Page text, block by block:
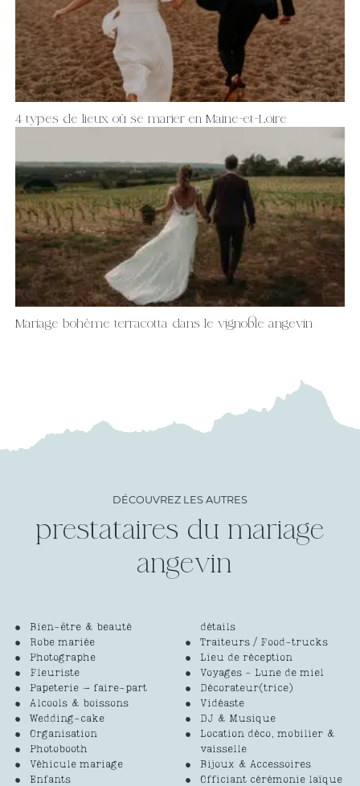
4 types de lieux où se marier en Maine-et-Loire
Mariage bohème terracotta dans le vignoble angevin
DÉCOUVREZ LES AUTRES
prestataires du mariage
Bien-être & beauté
Robe mariée
Photographe
Fleuriste
Papeterie – faire-part
Alcools & boissons
Wedding-cake
Organisation
Photobooth
Véhicule mariage
Enfants
détails
Traiteurs / Food-trucks
Lieu de réception
Voyages - Lune de miel
Décorateur(trice)
Vidéaste
DJ & Musique
Location déco, mobilier &
vaisselle
Bijoux & Accessoires
Officiant cérémonie laïque